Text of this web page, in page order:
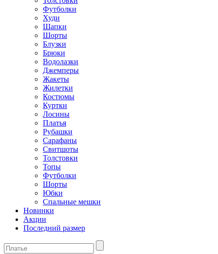
Футболки
Худи
Шапки
Шорты
Блузки
Брюки
Водолазки
Джемперы
Жакеты
Жилетки
Костюмы
Куртки
Лосины
Платья
Рубашки
Сарафаны
Свитшоты
Толстовки
Топы
Футболки
Шорты
Юбки
Спальные мешки
Новинки
Акции
Последний размер